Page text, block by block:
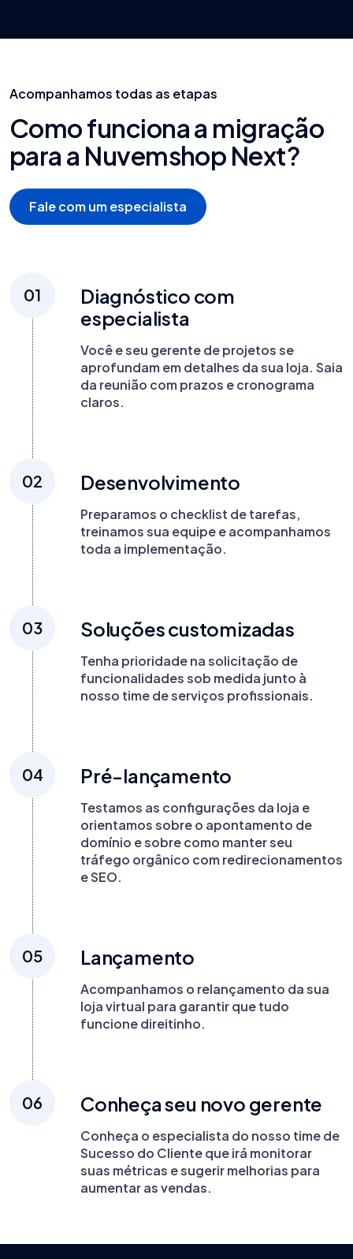
Acompanhamos todas as etapas
Como funciona a migração
para a Nuvemshop Next?
Fale com um especialista
01
Diagnóstico com
especialista
Você e seu gerente de projetos se
aprofundam em detalhes da sua loja. Saia
da reunião com prazos e cronograma
claros.
02 Desenvolvimento
Preparamos o checklist de tarefas,
treinamos sua equipe e acompanhamos
toda a implementação.
03 Soluções customizadas
Tenha prioridade na solicitação de
funcionalidades sob medida junto à
nosso time de serviços profissionais.
04 Pré-lançamento
Testamos as configurações da loja e
orientamos sobre o apontamento de
domínio e sobre como manter seu
tráfego orgânico com redirecionamentos
e SEO.
05 Lançamento
Acompanhamos o relançamento da sua
loja virtual para garantir que tudo
funcione direitinho.
06 Conheça seu novo gerente
Conheça o especialista do nosso time de
Sucesso do Cliente que irá monitorar
suas métricas e sugerir melhorias para
aumentar as vendas.